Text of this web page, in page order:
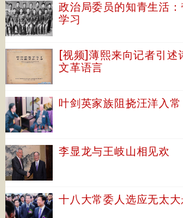
政治局委员的知青生活
学习
[视频]薄熙来向记者引述
文革语言
叶剑英家族阻挠汪洋入
李显龙与王岐山相见欢
十八大常委人选应无太大